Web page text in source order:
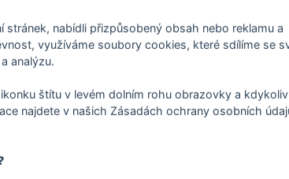
stránek, nabídli přizpůsobený obsah nebo reklamu a
využíváme soubory cookies, které sdílíme se
analýzu.
štítu v levém dolním rohu obrazovky a
najdete v našich Zásadách ochrany osobních